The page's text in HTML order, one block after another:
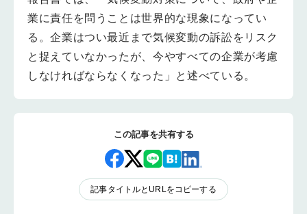
業に責任を問うことは世界的な現象になってい
る。企業はつい最近まで気候変動の訴訟をリスク
と捉えていなかったが、今やすべての企業が考慮
しなければならなくなった」と述べている。
この記事を共有する
記事タイトルとURLをコピーする